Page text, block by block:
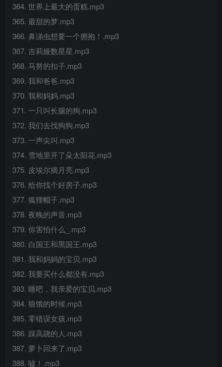
364. 世界上最大的蛋糕.mp3
365. 最甜的梦.mp3
366. 鼻涕虫想要一个拥抱！.mp3
367. 吉莉娅数星星.mp3
368. 马努的扣子.mp3
369. 我和爸爸.mp3
370. 我和妈妈.mp3
371. 一只叫长腿的狗.mp3
372. 我们去找狗狗.mp3
373. 一声尖叫.mp3
374. 雪地里开了朵太阳花.mp3
375. 皮埃尔摘月亮.mp3
376. 给你找个好房子.mp3
377. 狐狸帽子.mp3
378. 夜晚的声音.mp3
379. 你害怕什么_.mp3
380. 白国王和黑国王.mp3
381. 我和妈妈的宝贝.mp3
382. 我要买什么都没有.mp3
383. 睡吧，我亲爱的宝贝.mp3
384. 狼饿的时候.mp3
385. 零错误女孩.mp3
386. 踩高跷的人.mp3
387. 萝卜回来了.mp3
388. 嘘！.mp3